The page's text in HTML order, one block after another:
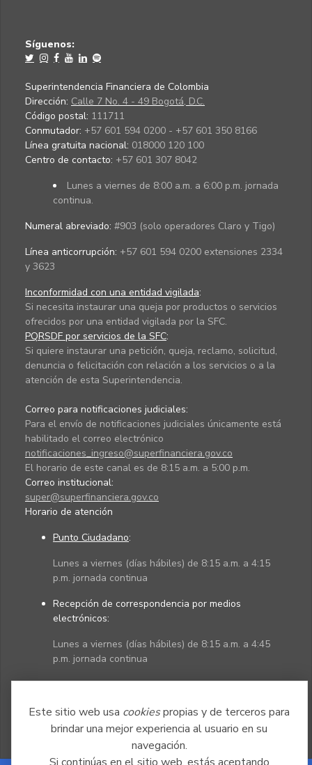
Este sitio web usa cookiespropias y de terceros para
brindar una mejor experiencia al usuario en su
navegación.
Síguenos:
Superintendencia Financiera de Colombia
Dirección: Calle 7 No. 4 - 49 Bogotá, D.C.
Código postal: 111711
Conmutador: +57 601 594 0200 - +57 601 350 8166
Línea gratuita nacional: 018000 120 100
Centro de contacto: +57 601 307 8042
Lunes a viernes de 8:00 a.m. a 6:00 p.m. jornada
continua.
Numeral abreviado: #903 (solo operadores Claro y Tigo)
Línea anticorrupción: +57 601 594 0200 extensiones 2334
y 3623
Inconformidad con una entidad vigilada:
Si necesita instaurar una queja por productos o servicios
ofrecidos por una entidad vigilada por la SFC.
PQRSDF por servicios de la SFC:
Si quiere instaurar una petición, queja, reclamo, solicitud,
denuncia o felicitación con relación a los servicios o a la
atención de esta Superintendencia.
Correo para notificaciones judiciales:
Para el envío de notificaciones judiciales únicamente está
habilitado el correo electrónico
notificaciones_ingreso@superfinanciera.gov.co
El horario de este canal es de 8:15 a.m. a 5:00 p.m.
Correo institucional:
super@superfinanciera.gov.co
Horario de atención
Punto Ciudadano:
Lunes a viernes (días hábiles) de 8:15 a.m. a 4:15
p.m. jornada continua
Recepción de correspondencia por medios
electrónicos:
Lunes a viernes (días hábiles) de 8:15 a.m. a 4:45
p.m. jornada continua